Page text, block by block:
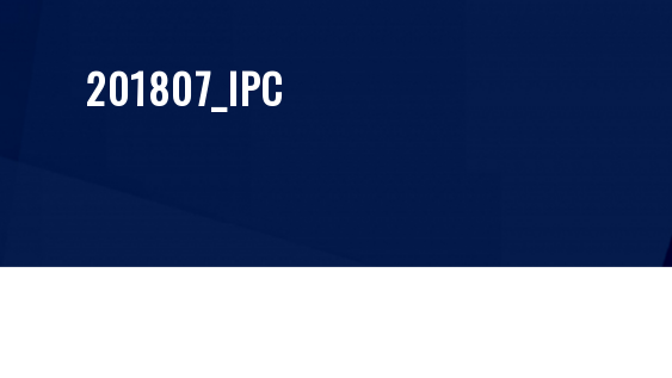
201807_IPC